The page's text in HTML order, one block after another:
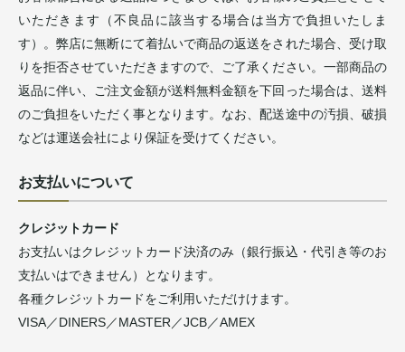
いただきます（不良品に該当する場合は当方で負担いたしま
す）。弊店に無断にて着払いで商品の返送をされた場合、受け取
りを拒否させていただきますので、ご了承ください。一部商品の
返品に伴い、ご注文金額が送料無料金額を下回った場合は、送料
のご負担をいただく事となります。なお、配送途中の汚損、破損
などは運送会社により保証を受けてください。
お支払いについて
クレジットカード
お支払いはクレジットカード決済のみ（銀行振込・代引き等のお
支払いはできません）となります。
各種クレジットカードをご利用いただけけます。
VISA／DINERS／MASTER／JCB／AMEX